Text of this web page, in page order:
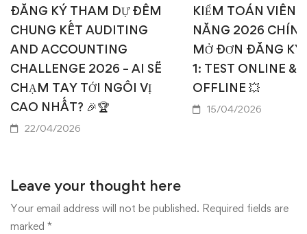
ĐĂNG KÝ THAM DỰ ĐÊM
CHUNG KẾT AUDITING
AND ACCOUNTING
CHALLENGE 2026 – AI SẼ
CHẠM TAY TỚI NGÔI VỊ
CAO NHẤT? 🎉🏆
22/04/2026
KIỂM TOÁN VIÊN
NĂNG 2026
MỞ ĐƠN ĐĂNG KÝ
1: TEST ONLINE &
OFFLINE 💥
15/04/2026
Leave your thought here
Your email address will not be published. Required fields are
marked *